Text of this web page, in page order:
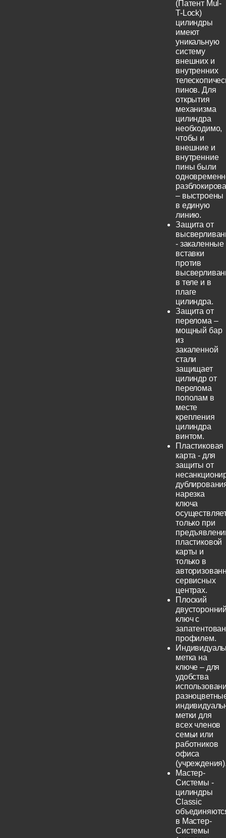
(Патент Mul-
T-Lock)
цилиндры
имеют
уникальную
систему
внешних и
внутренних
пинов. Для
открытия
механизма
цилиндра
необходимо,
чтобы и
внешние и
внутренние
пины были
– выстроены
в единую
линию.
Защита от
- закаленные
вставки
против
в теле и в
плаге
цилиндра.
Защита от
перелома –
мощный бар
из
закаленной
стали
защищает
цилиндр от
перелома
пополам в
месте
крепления
цилиндра
винтом.
Пластиковая
карта - для
защиты от
нарезка
ключа
только при
пластиковой
карты и
только в
сервисных
центрах.
Плоский
ключ с
профилем.
метка на
ключе – для
удобства
метки для
всех членов
семьи или
работников
офиса
Мастер-
Системы -
цилиндры
Classic
в Мастер-
Системы